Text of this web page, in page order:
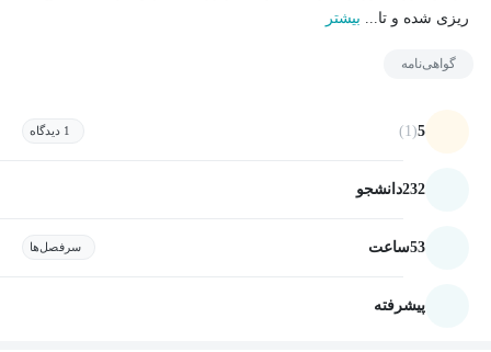
ریزی شده و تا... بیشتر
گواهی‌نامه
5
(1) 1 دیدگاه
232دانشجو
53ساعت سرفصل‌ها
پیشرفته